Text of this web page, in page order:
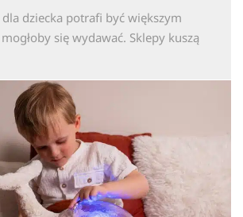
dziecka potrafi być większym
się wydawać. Sklepy kuszą